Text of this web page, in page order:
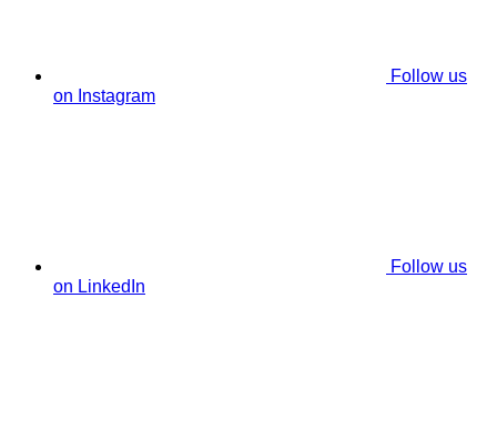
Follow us
on Instagram
Follow us
on LinkedIn